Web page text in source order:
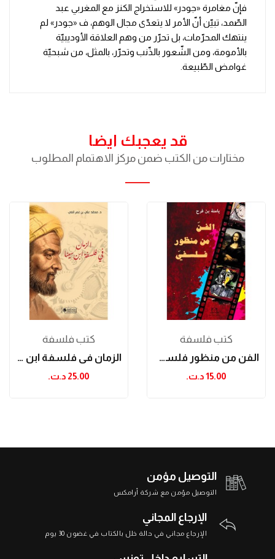
فإنّ مغامرة «جودر» للاستخراج الكنز مع المغربي عبد
الصّمد، تبيّن أنّ الأمر لا يتعدّى مجال الوهم، ف «جودر» لم
ينتهك المحرّمات، بل تحرّر من وهم العلاقة الأوديبيّة
بالأمومة، ومن الشّعور بالذّنب وتحرّر، بالمثل، من شبحيّة
غوامض الطّبيعة.
قد يعجبك ايضا
مختارات من الكتب ضمن مركز الاهتمام المطلوب
كتب فلسفة
الزمان في فلسفة ابن سينا
25.00 د.ت.‏
كتب فلسفة
الفن من منظور فلسفي
15.00 د.ت.‏
التوصيل مؤمن
التوصيل مؤمن مع شركة أرامكس
الإرجاع المجاني
الإرجاع مجاني في حالة خلل بالكتاب في غضون 30 يوم